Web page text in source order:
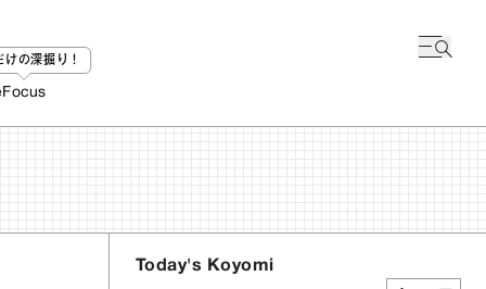
けの深掘り！
Focus
Today's Koyomi